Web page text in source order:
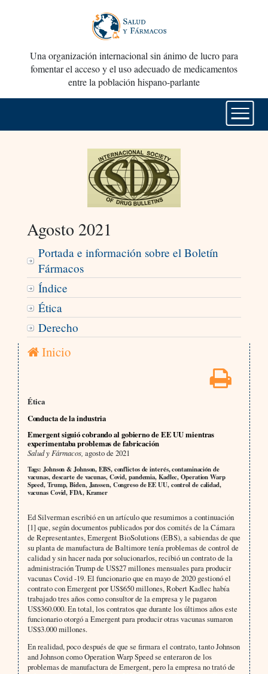
Una organización internacional sin ánimo de lucro para
fomentar el acceso y el uso adecuado de medicamentos
entre la población hispano-parlante
Agosto 2021
Portada e información sobre el Boletín
Fármacos
Índice
Ética
Derecho
Inicio
Ética
Conducta de la industria
Emergent siguió cobrando al gobierno de EE UU mientras
experimentaba problemas de fabricación
Salud y Fármacos, agosto de 2021
Tags: Johnson & Johnson, EBS, conflictos de interés, contaminación de
vacunas, descarte de vacunas, Covid, pandemia, Kadlec, Operation Warp
Speed, Trump, Biden, Janssen, Congreso de EE UU, control de calidad,
vacunas Covid, FDA, Kramer
Ed Silverman escribió en un artículo que resumimos a continuación
[1] que, según documentos publicados por dos comités de la Cámara
de Representantes, Emergent BioSolutions (EBS), a sabiendas de que
su planta de manufactura de Baltimore tenía problemas de control de
calidad y sin hacer nada por solucionarlos, recibió un contrato de la
administración Trump de US$27 millones mensuales para producir
vacunas Covid -19. El funcionario que en mayo de 2020 gestionó el
contrato con Emergent por US$650 millones, Robert Kadlec había
trabajado tres años como consultor de la empresa y le pagaron
US$360.000. En total, los contratos que durante los últimos años este
funcionario otorgó a Emergent para producir otras vacunas sumaron
US$3.000 millones.
En realidad, poco después de que se firmara el contrato, tanto Johnson
and Johnson como Operation Warp Speed se enteraron de los
problemas de manufactura de Emergent, pero la empresa no trató de